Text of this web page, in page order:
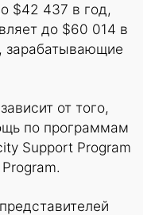
$42 437 в год,
до $60 014 в
зарабатывающие
от того,
по программам
Support Program